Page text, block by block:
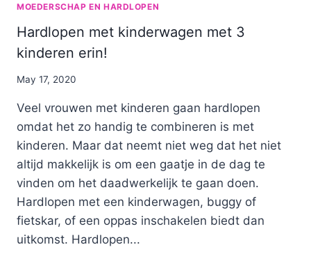
MOEDERSCHAP EN HARDLOPEN
Hardlopen met kinderwagen met 3
kinderen erin!
By
May 17, 2020
Veel vrouwen met kinderen gaan hardlopen
omdat het zo handig te combineren is met
kinderen. Maar dat neemt niet weg dat het niet
altijd makkelijk is om een gaatje in de dag te
vinden om het daadwerkelijk te gaan doen.
Hardlopen met een kinderwagen, buggy of
fietskar, of een oppas inschakelen biedt dan
uitkomst. Hardlopen...